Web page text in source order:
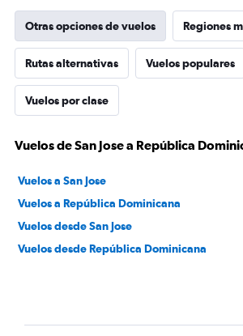
Otras opciones de vuelos Regiones
Rutas alternativas Vuelos populares
Vuelos por clase
Vuelos de San Jose a República
Vuelos a San Jose
Vuelos a República Dominicana
Vuelos desde San Jose
Vuelos desde República Dominicana